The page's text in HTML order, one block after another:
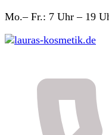
Mo.– Fr.: 7 Uhr – 19
lauras-